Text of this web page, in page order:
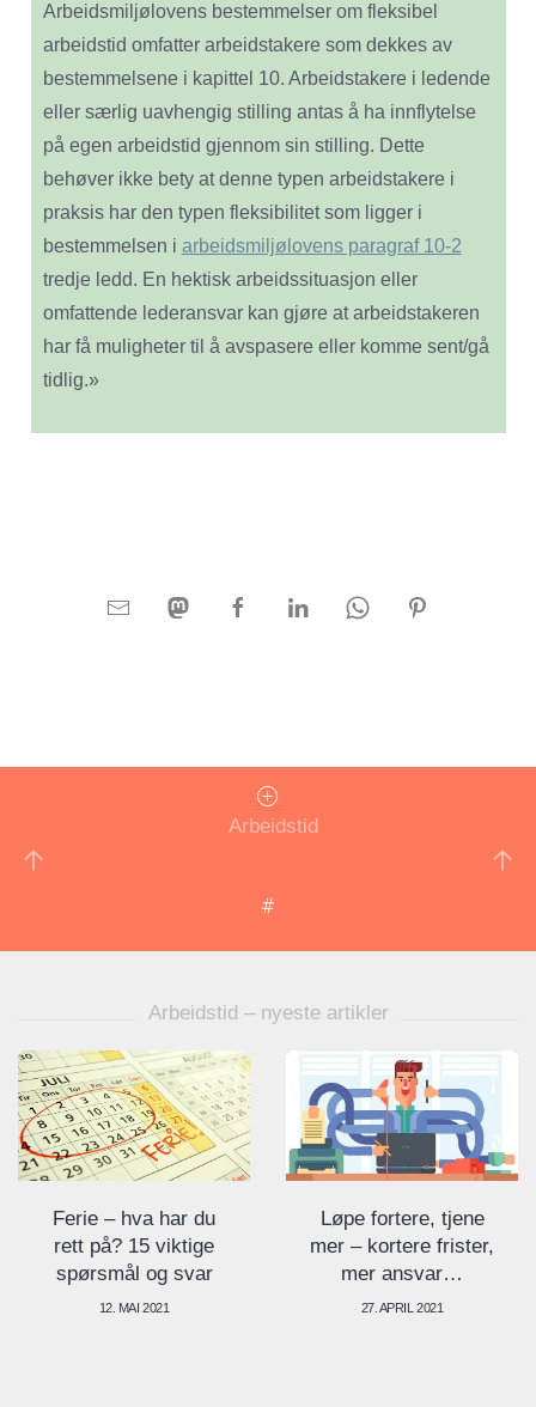
Arbeidsmiljølovens bestemmelser om fleksibel
arbeidstid omfatter arbeidstakere som dekkes av
bestemmelsene i kapittel 10. Arbeidstakere i ledende
eller særlig uavhengig stilling antas å ha innflytelse
på egen arbeidstid gjennom sin stilling. Dette
behøver ikke bety at denne typen arbeidstakere i
praksis har den typen fleksibilitet som ligger i
bestemmelsen i arbeidsmiljølovens paragraf 10-2
tredje ledd. En hektisk arbeidssituasjon eller
omfattende lederansvar kan gjøre at arbeidstakeren
har få muligheter til å avspasere eller komme sent/gå
tidlig.»
Arbeidstid
Arbeidstid – nyeste artikler
har du
viktige
og svar
Løpe fortere, tjene
mer – kortere frister,
mer ansvar…
Populært